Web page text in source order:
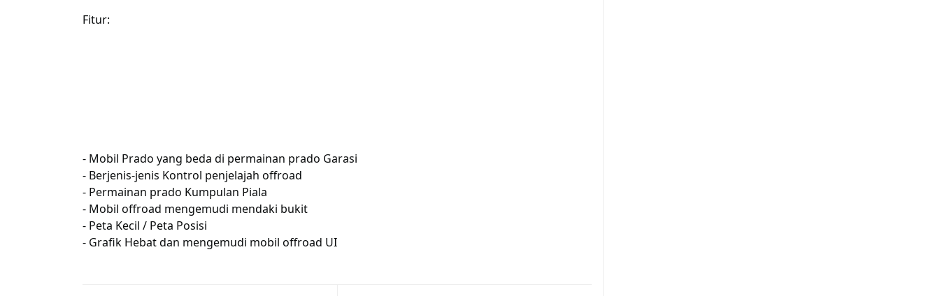
Fitur:
- Mobil Prado yang beda di permainan prado Garasi
- Berjenis-jenis Kontrol penjelajah offroad
- Permainan prado Kumpulan Piala
- Mobil offroad mengemudi mendaki bukit
- Peta Kecil / Peta Posisi
- Grafik Hebat dan mengemudi mobil offroad UI